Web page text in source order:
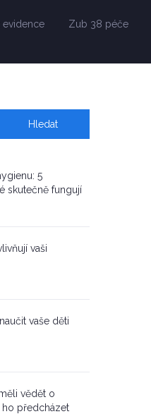
evidence Zub 38 péče
5
skutečně fungují
vaši
vaše děti
vědět o
ho předcházet